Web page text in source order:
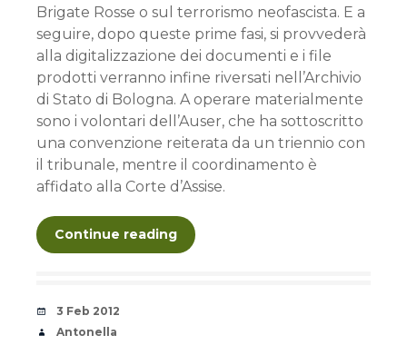
Brigate Rosse o sul terrorismo neofascista. E a
seguire, dopo queste prime fasi, si provvederà
alla digitalizzazione dei documenti e i file
prodotti verranno infine riversati nell’Archivio
di Stato di Bologna. A operare materialmente
sono i volontari dell’Auser, che ha sottoscritto
una convenzione reiterata da un triennio con
il tribunale, mentre il coordinamento è
affidato alla Corte d’Assise.
Continue reading
Date
3 Feb 2012
Author
Antonella